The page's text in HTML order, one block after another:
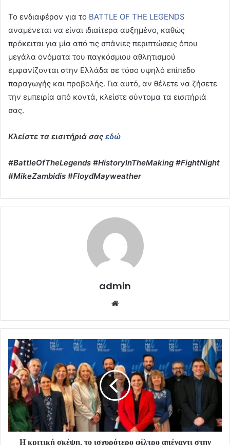
Το ενδιαφέρον για το BATTLE OF THE LEGENDS
αναμένεται να είναι ιδιαίτερα αυξημένο, καθώς
πρόκειται για μία από τις σπάνιες περιπτώσεις όπου
μεγάλα ονόματα του παγκόσμιου αθλητισμού
εμφανίζονται στην Ελλάδα σε τόσο υψηλό επίπεδο
παραγωγής και προβολής. Για αυτό, αν θέλετε να ζήσετε
την εμπειρία από κοντά, κλείστε σύντομα τα εισιτήριά
σας.
Κλείστε τα εισιτήριά σας εδώ
#BattleOfTheLegends #HistoryInTheMaking #FightNight
#MikeZambidis #FloydMayweather
admin
Η κριτική σκέψη, το ισχυρότερο φίλτρο απέναντι στην